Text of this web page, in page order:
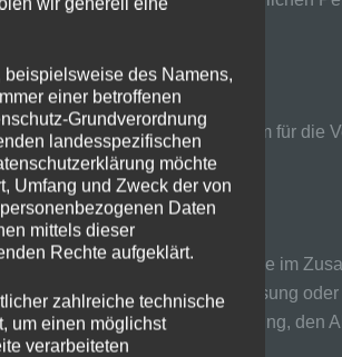
Daten von dem für die
oder jede solche Vorgangsreihe im
die Speicherung, die Anpassung
andere Form der Bereitstellung, den
des Namens,
einer betroffenen
Grundverordnung
landesspezifischen
möchte
Umfang und Zweck der von
Daten
mittels dieser
Rechte aufgeklärt.
zahlreiche technische
um einen möglichst
verarbeiteten